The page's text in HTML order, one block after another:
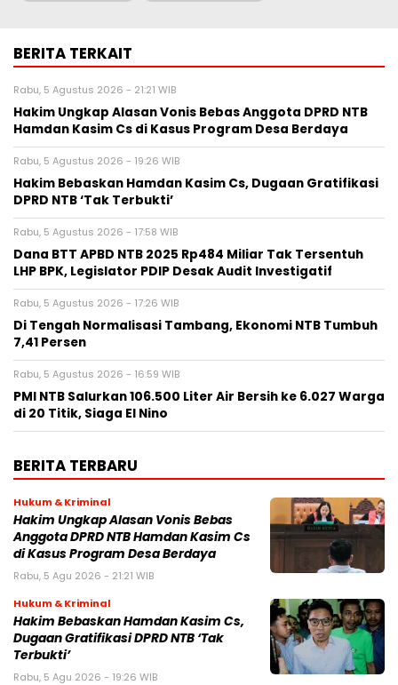
BERITA TERKAIT
Rabu, 5 Agustus 2026 - 21:21 WIB
Hakim Ungkap Alasan Vonis Bebas Anggota DPRD NTB
Hamdan Kasim Cs di Kasus Program Desa Berdaya
Rabu, 5 Agustus 2026 - 19:26 WIB
Hakim Bebaskan Hamdan Kasim Cs, Dugaan Gratifikasi
DPRD NTB ‘Tak Terbukti’
Rabu, 5 Agustus 2026 - 17:58 WIB
Dana BTT APBD NTB 2025 Rp484 Miliar Tak Tersentuh
LHP BPK, Legislator PDIP Desak Audit Investigatif
Rabu, 5 Agustus 2026 - 17:26 WIB
Di Tengah Normalisasi Tambang, Ekonomi NTB Tumbuh
7,41 Persen
Rabu, 5 Agustus 2026 - 16:59 WIB
PMI NTB Salurkan 106.500 Liter Air Bersih ke 6.027 Warga
di 20 Titik, Siaga El Nino
BERITA TERBARU
Hukum & Kriminal
Hakim Ungkap Alasan Vonis Bebas
Anggota DPRD NTB Hamdan Kasim Cs
di Kasus Program Desa Berdaya
Rabu, 5 Agu 2026 - 21:21 WIB
Hukum & Kriminal
Hakim Bebaskan Hamdan Kasim Cs,
Dugaan Gratifikasi DPRD NTB ‘Tak
Terbukti’
Rabu, 5 Agu 2026 - 19:26 WIB